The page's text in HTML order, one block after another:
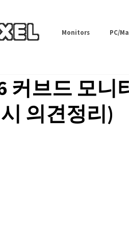
Monitors PC/
커브드 모니
의견정리)